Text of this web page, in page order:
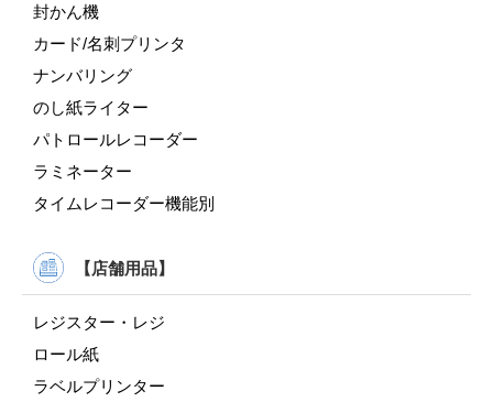
封かん機
カード/名刺プリンタ
ナンバリング
のし紙ライター
パトロールレコーダー
ラミネーター
タイムレコーダー機能別
【店舗用品】
レジスター・レジ
ロール紙
ラベルプリンター